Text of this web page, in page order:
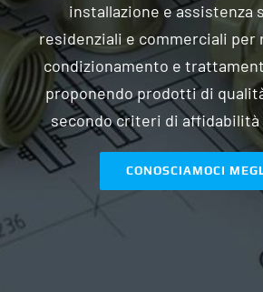
installazione e assistenza
residenziali e commerciali per
condizionamento e
proponendo prodotti di
secondo criteri di affidabilità
CONOSCIAMOCI